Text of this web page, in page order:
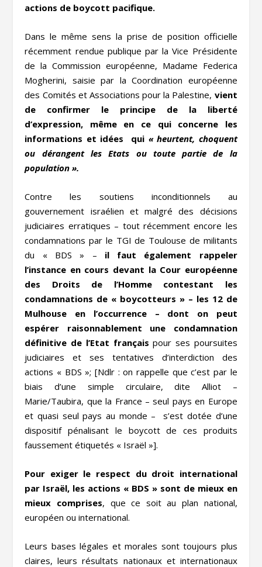
actions de boycott pacifique.
Dans le même sens la prise de position officielle
récemment rendue publique par la Vice Présidente
de la Commission européenne, Madame Federica
Mogherini, saisie par la Coordination européenne
des Comités et Associations pour la Palestine, vient
de confirmer le principe de la liberté
d’expression, même en ce qui concerne les
informations et idées qui « heurtent, choquent
ou dérangent les Etats ou toute partie de la
population ».
Contre les soutiens inconditionnels au
gouvernement israélien et malgré des décisions
judiciaires erratiques – tout récemment encore les
condamnations par le TGI de Toulouse de militants
du « BDS » – il faut également rappeler
l’instance en cours devant la Cour européenne
des Droits de l’Homme contestant les
condamnations de « boycotteurs » – les 12 de
Mulhouse en l’occurrence –
dont on peut
espérer raisonnablement une condamnation
définitive de l’Etat français pour ses poursuites
judiciaires et ses tentatives d’interdiction des
actions « BDS »; [Ndlr : on rappelle que c’est par le
biais d’une simple circulaire, dite Alliot –
Marie/Taubira, que la France – seul pays en Europe
et quasi seul pays au monde – s’est dotée d’une
dispositif pénalisant le boycott de ces produits
faussement étiquetés « Israël »].
Pour exiger le respect du droit international
par Israël, les actions « BDS » sont de mieux en
mieux comprises, que ce soit au plan national,
européen ou international.
Leurs bases légales et morales sont toujours plus
claires, leurs résultats nationaux et internationaux